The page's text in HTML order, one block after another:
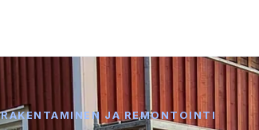
RAKENTAMINEN JA REMONTOINTI